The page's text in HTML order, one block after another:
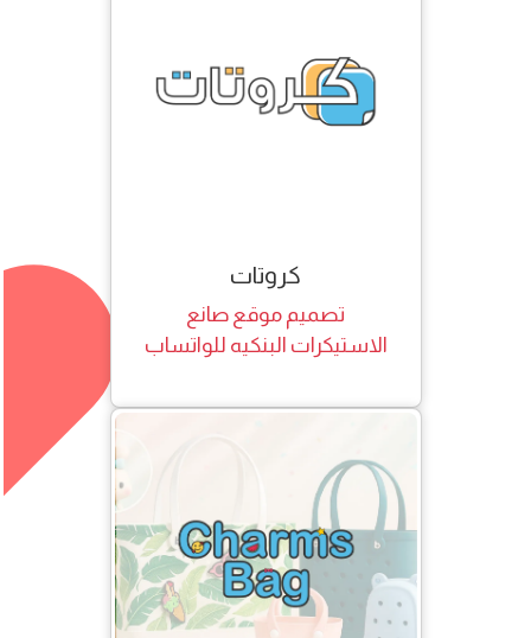
كروتات
تصميم موقع صانع
الاستيكرات البنكيه للواتساب